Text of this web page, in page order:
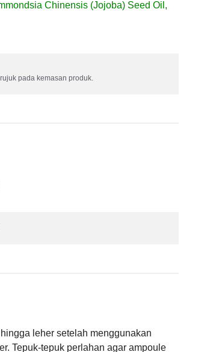
Chinensis (Jojoba) Seed Oil,
pada kemasan produk.
leher setelah menggunakan
Tepuk-tepuk perlahan agar ampoule